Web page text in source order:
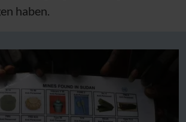
haben.